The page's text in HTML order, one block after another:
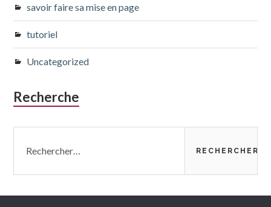
savoir faire sa mise en page
tutoriel
Uncategorized
Recherche